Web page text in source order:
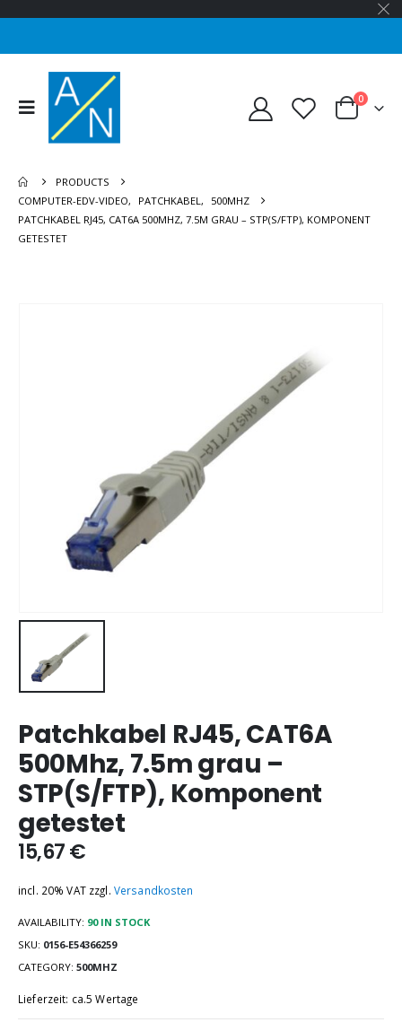
0
PRODUCTS
COMPUTER-EDV-VIDEO, PATCHKABEL,
500MHZ
PATCHKABEL RJ45, CAT6A 500MHZ, 7.5M GRAU – STP(S/FTP), KOMPONENT
GETESTET
Patchkabel RJ45, CAT6A
500Mhz, 7.5m grau –
STP(S/FTP), Komponent
getestet
15,67€
incl. 20% VAT zzgl. Versandkosten
AVAILABILITY: 90 IN STOCK
SKU: 0156-E54366259
CATEGORY: 500MHZ
Lieferzeit: ca.5 Wertage